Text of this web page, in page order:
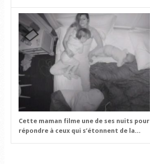
Cette maman filme une de ses nuits pour
répondre à ceux qui s’étonnent de la...